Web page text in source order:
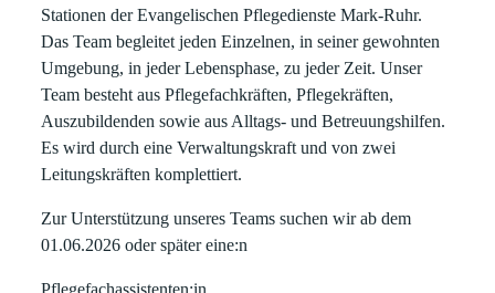
Stationen der Evangelischen Pflegedienste Mark-Ruhr.
Das Team begleitet jeden Einzelnen, in seiner gewohnten
Umgebung, in jeder Lebensphase, zu jeder Zeit. Unser
Team besteht aus Pflegefachkräften, Pflegekräften,
Auszubildenden sowie aus Alltags- und Betreuungshilfen.
Es wird durch eine Verwaltungskraft und von zwei
Leitungskräften komplettiert.
Zur Unterstützung unseres Teams suchen wir ab dem
01.06.2026 oder später eine:n
Pflegefachassistenten:in